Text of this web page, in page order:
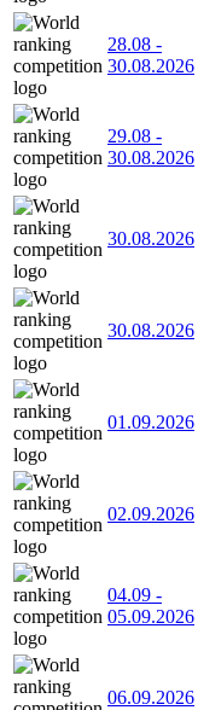
28.08 -
30.08.2026
29.08 -
30.08.2026
30.08.2026
30.08.2026
01.09.2026
02.09.2026
04.09 -
05.09.2026
06.09.2026